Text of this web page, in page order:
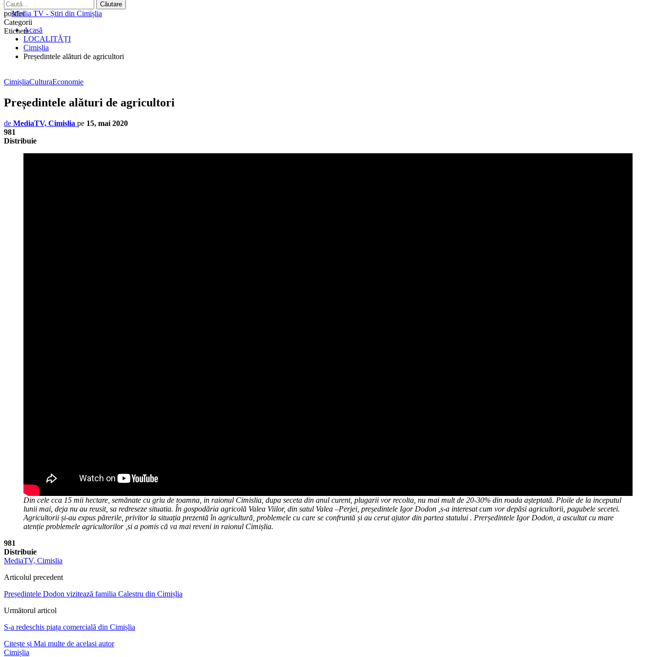
postări
Categorii
EticheteAcasă
LOCALITĂȚI
Cimișlia
Președintele alături de agricultori
CimișliaCulturaEconomie
Președintele alături de agricultori
de MediaTV, Cimislia pe 15, mai 2020
981
Distribuie
Din cele cca 15 mii hectare, semănate cu griu de toamna, in raionul Cimislia, dupa seceta din anul curent, plugarii vor recolta, nu mai mult de 20-30% din roada așteptată. Ploile de la inceputul
lunii mai, deja nu au reusit, sa redreseze situatia. În gospodăria agricolă Valea Viilor, din satul Valea –Perjei, președintele Igor Dodon ,s-a interesat cum vor depăsi agricultorii, pagubele secetei.
Agricultorii și-au expus părerile, privitor la situația prezentă în agricultură, problemele cu care se confruntă și au cerut ajutor din partea statului . Prerședintele Igor Dodon, a ascultat cu mare
atenție problemele agricultorilor ,si a pomis că va mai reveni in raionul Cimișlia.
981
Distribuie
MediaTV, Cimislia
Articolul precedent
Președintele Dodon vizitează familia Calestru din Cimișlia
Următorul articol
S-a redeschis piața comercială din Cimișlia
Citește și Mai multe de acelasi autor
Cimișlia